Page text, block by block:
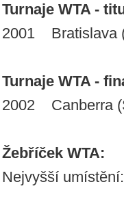
Turnaje WTA -
2001 Bratislava
Turnaje WTA -
2002 Canberra
Žebříček WTA:
Nejvyšší